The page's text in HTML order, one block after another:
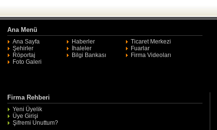
Ana Menü
Ana Sayfa Haberler
Ticaret Merkezi
Şehirler
İhaleler
Fuarlar
Röportaj
Bilgi Bankası
Firma Videoları
Foto Galeri
Firma Rehberi
Yeni Üyelik
Üye Girişi
Şifremi Unuttum?